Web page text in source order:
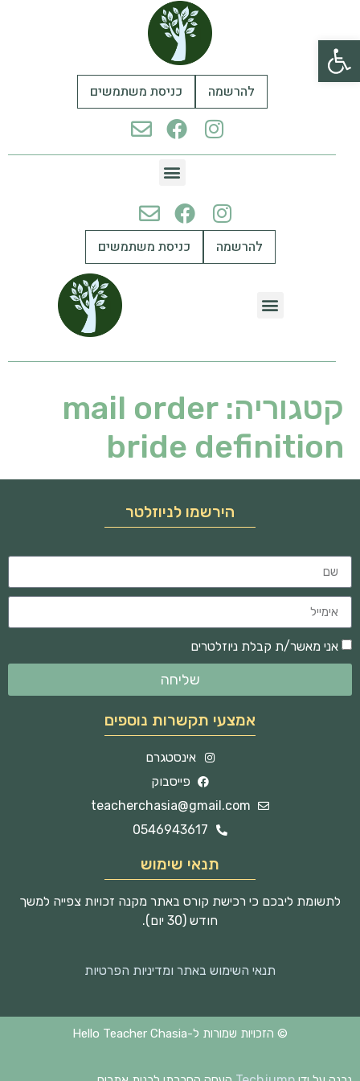
פתח סרגל נגישות
להרשמה כניסת משתמשים
להרשמה כניסת משתמשים
קטגוריה:mail order
bride definition
הירשמו לניוזלטר
אני מאשר/ת קבלת ניוזלטרים
שליחה
אמצעי תקשרות נוספים
אינסטגרם
פייסבוק
teacherchasia@gmail.com
0546943617
תנאי שימוש
לתשומת ליבכם כי רכישת קורס באתר מקנה זכויות צפייה למשך
חודש (30 יום).
תנאי השימוש באתר ומדיניות הפרטיות
© הזכויות שמורות ל-Hello Teacher Chasia